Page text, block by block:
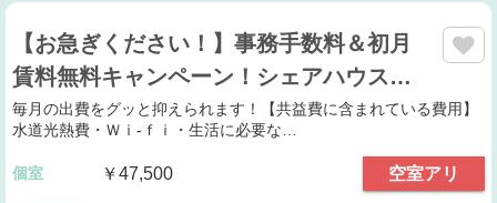
【お急ぎください！】事務手数料＆初月
賃料無料キャンペーン！シェアハウス…
毎月の出費をグッと抑えられます！【共益費に含まれている費用】
水道光熱費・Ｗｉ-ｆｉ・生活に必要な…
個室 ￥47,500 空室アリ